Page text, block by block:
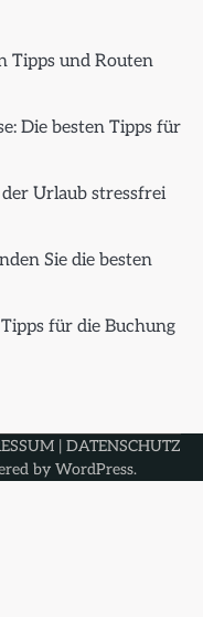
Tipps und Routen
Die besten Tipps für
Urlaub stressfrei
Sie die besten
für die Buchung
| DATENSCHUTZ
by WordPress.